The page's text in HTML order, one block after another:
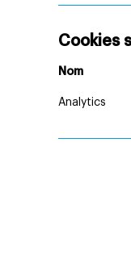
Cookies
Nom
Analytics